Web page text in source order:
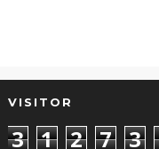
VISITOR
3 1 2 7 3